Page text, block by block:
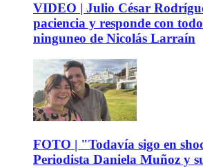
VIDEO | Julio César
paciencia y responde con
ninguneo de Nicolás Larraín
FOTO | "Todavía sigo en
Periodista Daniela Muñoz y